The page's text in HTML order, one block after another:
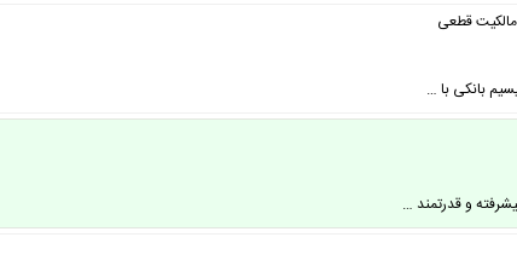
مالکیت قطعی
بانکی با …